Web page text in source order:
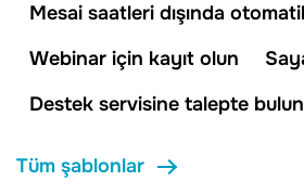
Mesai saatleri dışında
Webinar için kayıt olun
Destek servisine talepte
Tüm şablonlar